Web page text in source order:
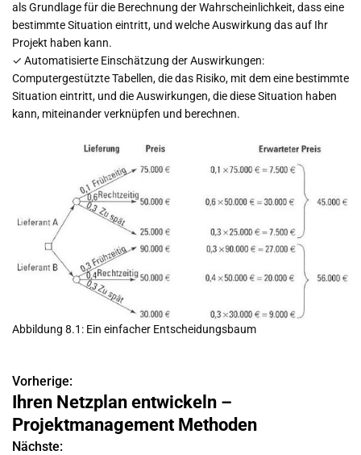
als Grundlage für die Berechnung der Wahrscheinlichkeit, dass eine
bestimmte Situation eintritt, und welche Auswirkung das auf Ihr
Projekt haben kann.
✓ Automatisierte Einschätzung der Auswirkungen:
Computergestützte Tabellen, die das Risiko, mit dem eine bestimmte
Situation eintritt, und die Auswirkungen, die diese Situation haben
kann, miteinander verknüpfen und berechnen.
Abbildung 8.1: Ein einfacher Entscheidungsbaum
B
e
i
Vorherige:
Ihren Netzplan entwickeln –
Projektmanagement Methoden
Nächste: